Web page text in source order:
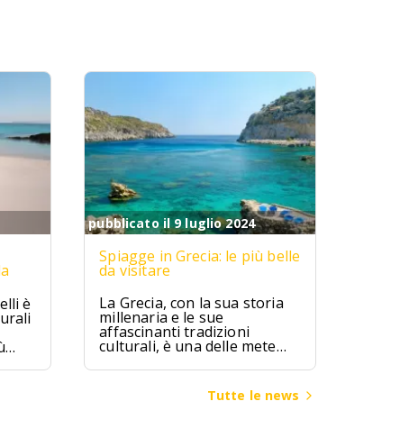
è
pubblicato il 9 luglio 2024
Spiagge in Grecia: le più belle
da visitare
La Grecia, con la sua storia
millenaria e le sue
affascinanti tradizioni
culturali, è una delle mete
mondo. Terra di miti e
leggende, la Grecia ha visto
fiorire alcune delle piùTutte le news